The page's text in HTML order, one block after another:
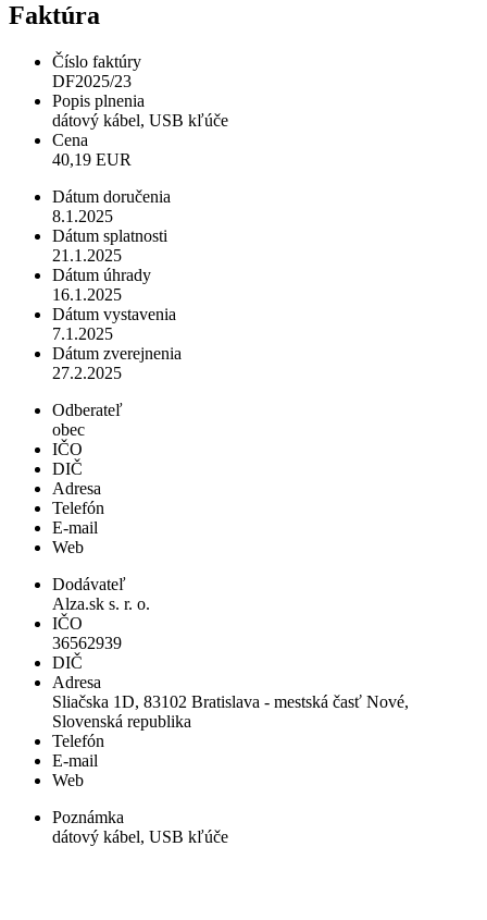
Faktúra
Číslo faktúry
DF2025/23
Popis plnenia
dátový kábel, USB kľúče
Cena
40,19 EUR
Dátum doručenia
8.1.2025
Dátum splatnosti
21.1.2025
Dátum úhrady
16.1.2025
Dátum vystavenia
7.1.2025
Dátum zverejnenia
27.2.2025
Odberateľ
obec
IČO
DIČ
Adresa
Telefón
E-mail
Web
Dodávateľ
Alza.sk s. r. o.
IČO
36562939
DIČ
Adresa
Sliačska 1D, 83102 Bratislava - mestská časť Nové,
Slovenská republika
Telefón
E-mail
Web
Poznámka
dátový kábel, USB kľúče